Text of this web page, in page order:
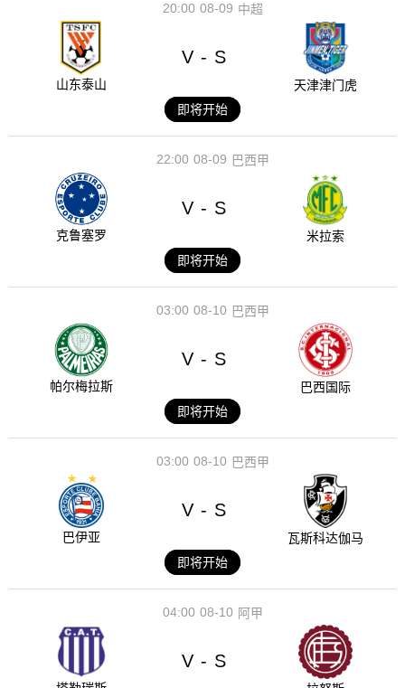
08-09
20:00 中超
山东泰山
V - S
天津津门虎
即将开始
08-09
22:00 巴西甲
克鲁塞罗
V - S
米拉索
即将开始
08-10
03:00 巴西甲
帕尔梅拉斯
V - S
巴西国际
即将开始
08-10
03:00 巴西甲
巴伊亚
V - S
瓦斯科达伽马
即将开始
08-10
04:00 阿甲
V - S